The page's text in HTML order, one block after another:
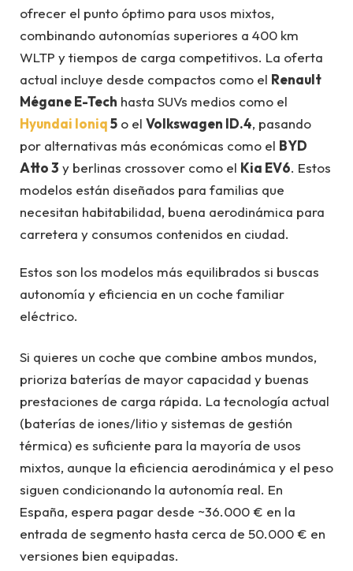
ofrecer el punto óptimo para usos mixtos,
combinando autonomías superiores a 400 km
WLTP y tiempos de carga competitivos. La oferta
actual incluye desde compactos como el Renault
Mégane E-Tech hasta SUVs medios como el
Hyundai Ioniq5 o el Volkswagen ID.4, pasando
por alternativas más económicas como el BYD
Atto 3 y berlinas crossover como el Kia EV6. Estos
modelos están diseñados para familias que
necesitan habitabilidad, buena aerodinámica para
carretera y consumos contenidos en ciudad.
Estos son los modelos más equilibrados si buscas
autonomía y eficiencia en un coche familiar
eléctrico.
Si quieres un coche que combine ambos mundos,
prioriza baterías de mayor capacidad y buenas
prestaciones de carga rápida. La tecnología actual
(baterías de iones/litio y sistemas de gestión
térmica) es suficiente para la mayoría de usos
mixtos, aunque la eficiencia aerodinámica y el peso
siguen condicionando la autonomía real. En
España, espera pagar desde ~36.000 € en la
entrada de segmento hasta cerca de 50.000 € en
versiones bien equipadas.